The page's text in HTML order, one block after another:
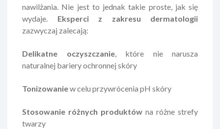
nawilżania. Nie jest to jednak takie proste, jak się
wydaje. Eksperci z zakresu dermatologii
zazwyczaj zalecają:
Delikatne oczyszczanie, które nie narusza
naturalnej bariery ochronnej skóry
Tonizowaniew celu przywrócenia pH skóry
Stosowanie różnych produktów na różne strefy
twarzy